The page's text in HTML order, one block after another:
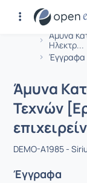
Αρχική
Άμυνα
Ηλεκτρ...
Έγγραφα
Μάθημα :
Άμυνα
Τεχνών
DEMO-A1985 -
Έγγραφα